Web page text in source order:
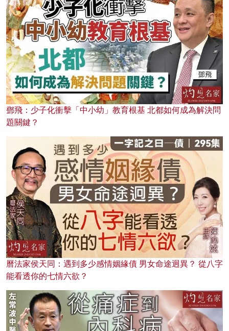
鄧飛：少子化衝擊「中小幼」教育根基 北都如何成為解決問
題關鍵？
曆法家侯天同：遇到多少感情姻緣債 男女命途迥異？ 從八字
能看透你的七情六欲？